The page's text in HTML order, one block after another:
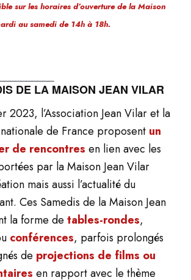
sur les horaires d’ouverture de la Maison
au samedi de 14h à 18h.
DE LA MAISON JEAN VILAR
2023, l’Association Jean Vilar et la
de France proposent un
de rencontres en lien avec les
par la Maison Jean Vilar
mais aussi l’actualité du
Ces Samedis de la Maison Jean
la forme de tables-rondes,
conférences, parfois prolongés
de projections de films ou
en rapport avec le thème